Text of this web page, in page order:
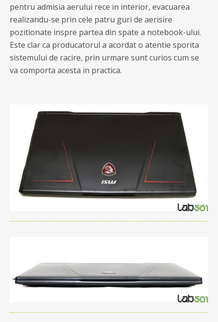
pentru admisia aerului rece in interior, evacuarea
realizandu-se prin cele patru guri de aerisire
pozitionate inspre partea din spate a notebook-ului.
Este clar ca producatorul a acordat o atentie sporita
sistemului de racire, prin urmare sunt curios cum se
va comporta acesta in practica.